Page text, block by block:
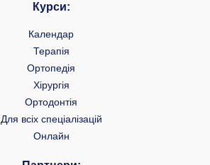
Курси:
Календар
Терапія
Ортопедія
Хірургія
Ортодонтія
Для всіх спеціалізацій
Онлайн